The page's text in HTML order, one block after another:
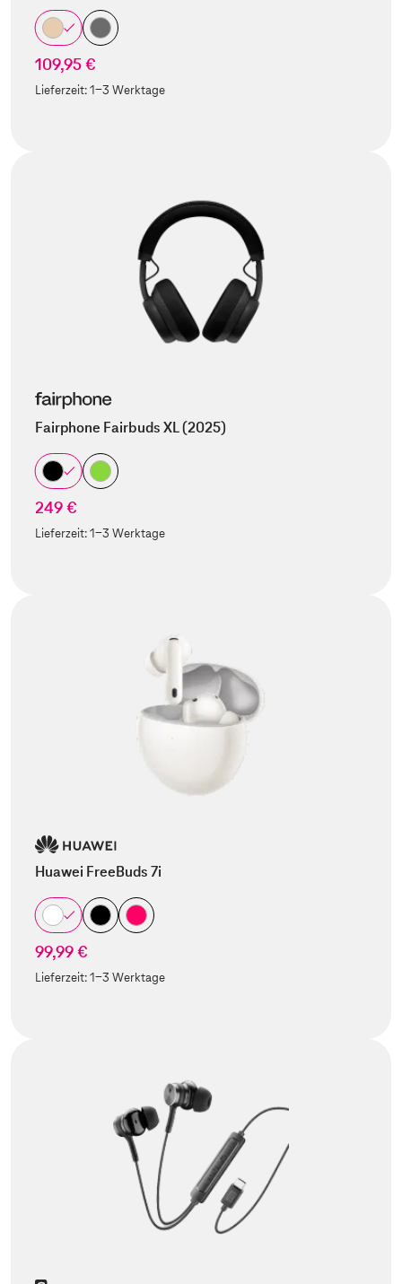
109,95 €
Lieferzeit:1-3 Werktage
Fairphone Fairbuds XL (2025)
249 €
Lieferzeit:1-3 Werktage
Huawei FreeBuds 7i
99,99 €
Lieferzeit:1-3 Werktage